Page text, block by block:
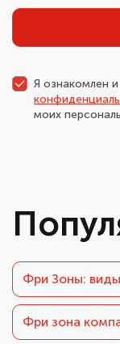
Я ознакомлен и
моих
Фри Зоны:
Фри зона